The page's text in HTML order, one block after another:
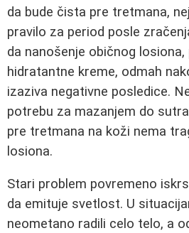
da bude čista pre tretmana,
pravilo za period posle
da nanošenje običnog
hidratantne kreme, odmah
izaziva negativne posledice.
potrebu za mazanjem do
pre tretmana na koži nema
losiona.
Stari problem povremeno
da emituje svetlost. U
neometano radili celo telo, a